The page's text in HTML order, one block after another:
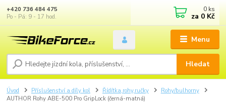
Menu
Hledat
+420 736 484 475
Po - Pá: 9 - 17 hod.
0 ks
za 0 Kč
Úvod Příslušenství a díly kol Řídítka,rohy,ručky
Rohy/bulhorny
AUTHOR Rohy ABE-500 Pro GripLock (černá-matná)